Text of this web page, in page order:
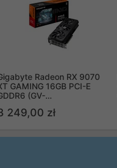
Radeon RX 9070
GAMING 16GB PCI-E
(GV-
249,00 zł